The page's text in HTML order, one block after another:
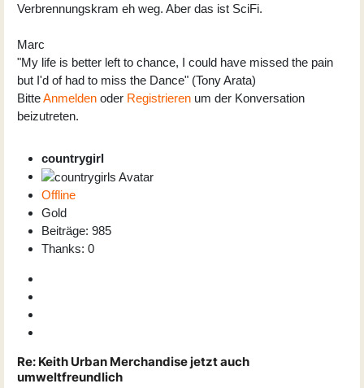
Verbrennungskram eh weg. Aber das ist SciFi.
Marc
"My life is better left to chance, I could have missed the pain
but I'd of had to miss the Dance" (Tony Arata)
BitteAnmelden oder Registrieren um der Konversation
beizutreten.
countrygirl
Offline
Gold
Beiträge: 985
Thanks: 0
Re: Keith Urban Merchandise jetzt auch
umweltfreundlich